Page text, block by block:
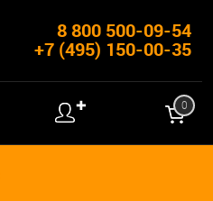
8 800 500-09-54
+7 (495) 150-00-35
✚ 0